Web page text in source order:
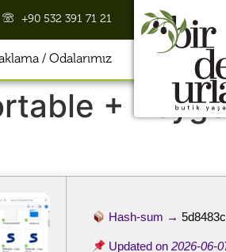
+90 532 391 71 21
/ Odalarımız
+
Hash-sum →
Updated on2026-06-